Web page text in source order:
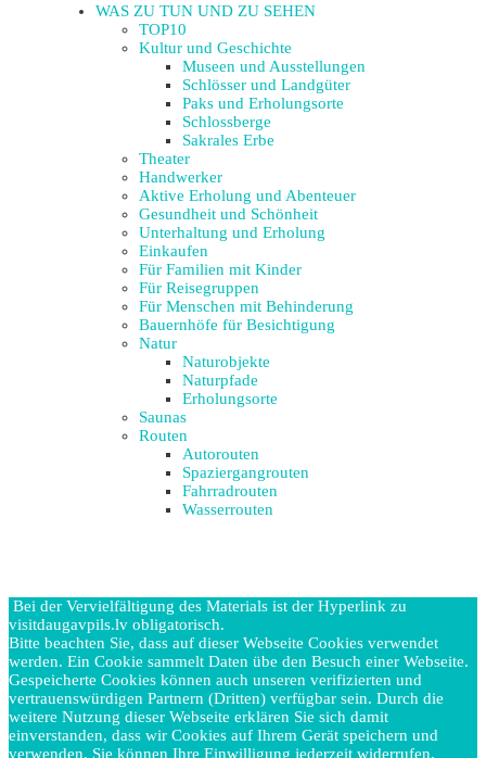
WAS ZU TUN UND ZU SEHEN
TOP10
Kultur und Geschichte
Museen und Ausstellungen
Schlösser und Landgüter
Paks und Erholungsorte
Schlossberge
Sakrales Erbe
Theater
Handwerker
Aktive Erholung und Abenteuer
Gesundheit und Schönheit
Unterhaltung und Erholung
Einkaufen
Für Familien mit Kinder
Für Reisegruppen
Für Menschen mit Behinderung
Bauernhöfe für Besichtigung
Natur
Naturobjekte
Naturpfade
Erholungsorte
Saunas
Routen
Autorouten
Spaziergangrouten
Fahrradrouten
Wasserrouten
Bei der Vervielfältigung des Materials ist der Hyperlink zu
visitdaugavpils.lv obligatorisch.
Bitte beachten Sie, dass auf dieser Webseite Cookies verwendet
werden. Ein Cookie sammelt Daten übe den Besuch einer Webseite.
Gespeicherte Cookies können auch unseren verifizierten und
vertrauenswürdigen Partnern (Dritten) verfügbar sein. Durch die
weitere Nutzung dieser Webseite erklären Sie sich damit
einverstanden, dass wir Cookies auf Ihrem Gerät speichern und
verwenden. Sie können Ihre Einwilligung jederzeit widerrufen,